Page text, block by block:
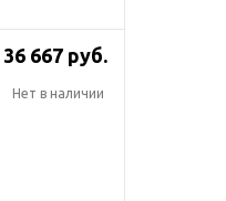
36 667 руб.
Нет в наличии